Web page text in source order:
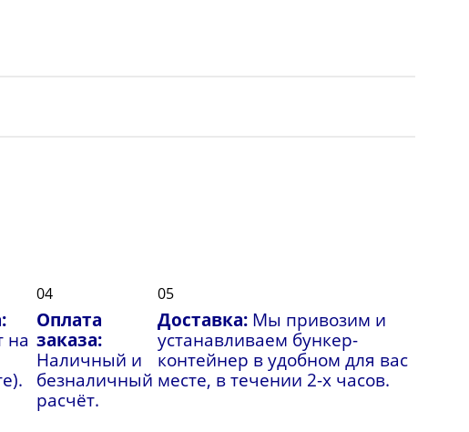
на
04
Оплата
заказа:
Наличный и
безналичный
расчёт.
05
Доставка: Мы привозим и
устанавливаем бункер-
контейнер в удобном для вас
месте, в течении 2-х часов.